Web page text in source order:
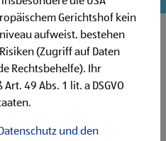
Gerichtshof kein
aufweist, bestehen
(Zugriff auf Daten
Rechtsbehelfe). Ihr
49 Abs. 1 lit. a DSGVO
und den